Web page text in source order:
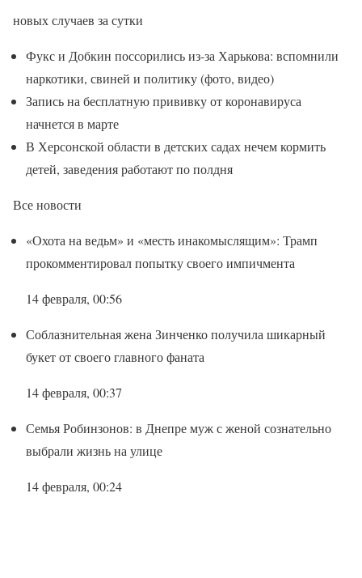
новых случаев за сутки
Фукс и Добкин поссорились из-за Харькова: вспомнили
наркотики, свиней и политику (фото, видео)
Запись на бесплатную прививку от коронавируса
начнется в марте
В Херсонской области в детских садах нечем кормить
детей, заведения работают по полдня
Все новости
«Охота на ведьм» и «месть инакомыслящим»: Трамп
прокомментировал попытку своего импичмента
14 февраля, 00:56
Соблазнительная жена Зинченко получила шикарный
букет от своего главного фаната
14 февраля, 00:37
Семья Робинзонов: в Днепре муж с женой сознательно
выбрали жизнь на улице
14 февраля, 00:24